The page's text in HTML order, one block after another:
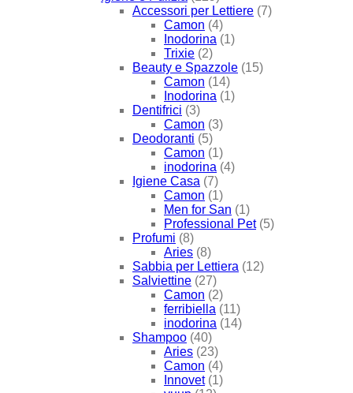
Accessori per Lettiere (7)
Camon (4)
Inodorina (1)
Trixie (2)
Beauty e Spazzole (15)
Camon (14)
Inodorina (1)
Dentifrici (3)
Camon (3)
Deodoranti (5)
Camon (1)
inodorina (4)
Igiene Casa (7)
Camon (1)
Men for San (1)
Professional Pet (5)
Profumi (8)
Aries (8)
Sabbia per Lettiera (12)
Salviettine (27)
Camon (2)
ferribiella (11)
inodorina (14)
Shampoo (40)
Aries (23)
Camon (4)
Innovet (1)